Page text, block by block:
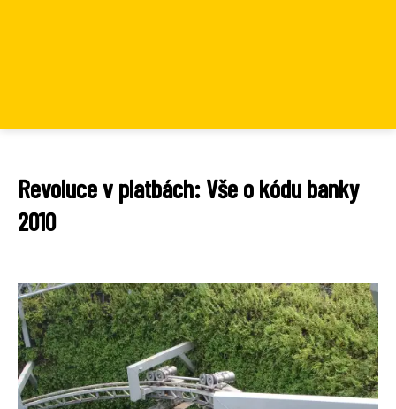
Revoluce v platbách: Vše o kódu banky
2010